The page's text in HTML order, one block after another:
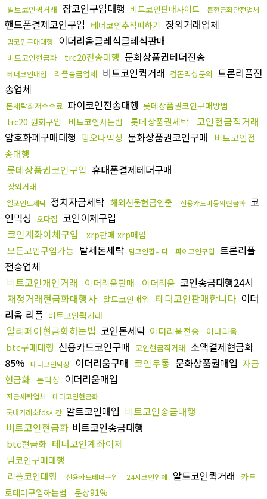
알트코인퀵거래 잡코인구입대행 비트코인판매사이트 돈현금화안전업체
핸드폰결제코인구입 테더코인추척피하기 장외거래업체
밈코인구매대행 이더리움클레식클레식판매
비트코인현금화 trc20전송대행 문화상품권테더전송
테더코인매입 리플송금업체 비트코인퀵거래 검돈믹싱문의 트론리플전
송업체
돈세탁최저수수료 파이코인전송대행 롯데상품권코인구매방법
trc20 원화구입
비트코인사는법 롯데상품권세탁
코인현금직거래
암호화폐구매대행 핑오다믹싱 문화상품권코인구매
비트코인전
송대행
롯데상품권코인구입 휴대폰결제테더구매
장외거래
엘포인트세탁 정치자금세탁 해외선물현금인출 신용카드미동의현금화 코
인믹싱 오다집 코인이체구입
코인계좌이체구입
xrp판매 xrp매입
모든코인구입가능 탈세돈세탁 밈코인팝니다 파이코인구입 트론리플
전송업체
비트코인개인거래
이더리움판매 이더리움 코인송금대행24시
재정거래현금화대행사 알트코인매입 테더코인판매합니다 이더
리움 리플 비트코인퀵거래
알리페이현금화하는법 코인돈세탁 이더리움전송 이더리움
btc구매대행 신용카드코인구매 코인현금직거래 소액결제현금화
85% 테더코인믹싱 이더리움구매 코인무통 문화상품권매입 자금
현금화 돈믹싱 이더리움매입
자금세탁업체
테더코인현금화
국내거래소fds시간 알트코인매입 비트코인송금대행
비트코인현금화 비트코인송금대행
btc현금화 테더코인계좌이체
밈코인구매대행
리플코인대행
신용카드테더구입 24시코인업체 알트코인퀵거래 카드
로테더구입하는법
문상91%